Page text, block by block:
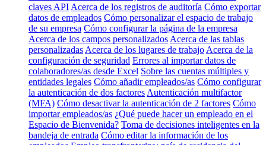
claves API Acerca de los registros de auditoría Cómo exportar
datos de empleados Cómo personalizar el espacio de trabajo
de su empresa Cómo configurar la página de la empresa
Acerca de los campos personalizados Acerca de las tablas
personalizadas Acerca de los lugares de trabajo Acerca de la
configuración de seguridad Errores al importar datos de
colaboradores/as desde Excel Sobre las cuentas múltiples y
entidades legales Cómo añadir empleados/as Cómo configurar
la autenticación de dos factores Autenticación multifactor
(MFA) Cómo desactivar la autenticación de 2 factores Cómo
importar empleados/as ¿Qué puede hacer un empleado en el
Espacio de Bienvenida? Toma de decisiones inteligentes en la
bandeja de entrada Cómo editar la información de los